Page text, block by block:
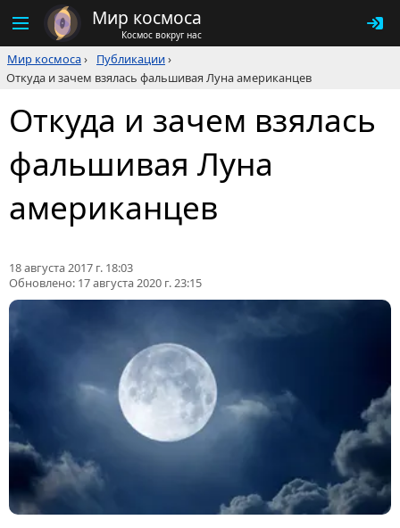
Мир космоса
Космос вокруг нас
Мир космоса› Публикации›
Откуда и зачем взялась фальшивая Луна американцев
Откуда и зачем взялась
фальшивая Луна
американцев
18 августа 2017 г. 18:03
Обновлено: 17 августа 2020 г. 23:15